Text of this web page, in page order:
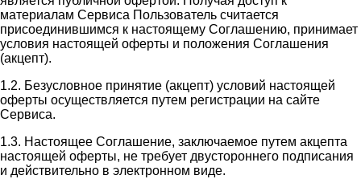
материалам Сервиса Пользователь считается
присоединившимся к настоящему Соглашению, принимает
условия настоящей оферты и положения Соглашения
(акцепт).
1.2. Безусловное принятие (акцепт) условий настоящей
оферты осуществляется путем регистрации на сайте
Сервиса.
1.3. Настоящее Соглашение, заключаемое путем акцепта
настоящей оферты, не требует двустороннего подписания
и действительно в электронном виде.